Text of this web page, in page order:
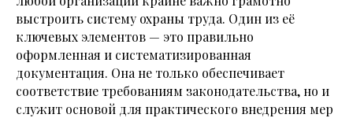
выстроить систему охраны труда. Один из её
ключевых элементов — это правильно
оформленная и систематизированная
документация. Она не только обеспечивает
соответствие требованиям законодательства, но и
служит основой для практического внедрения мер